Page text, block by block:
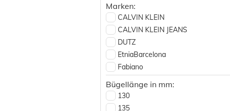
Marken:
CALVIN KLEIN
CALVIN KLEIN JEANS
DUTZ
EtniaBarcelona
Fabiano
Götti Perspective
Götti Switzerland
Bügellänge in mm:
130
135